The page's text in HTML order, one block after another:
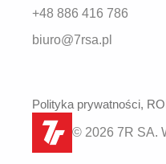
+48 886 416 786
biuro@7rsa.pl
© 2026 7R SA.
Polityka prywatności,